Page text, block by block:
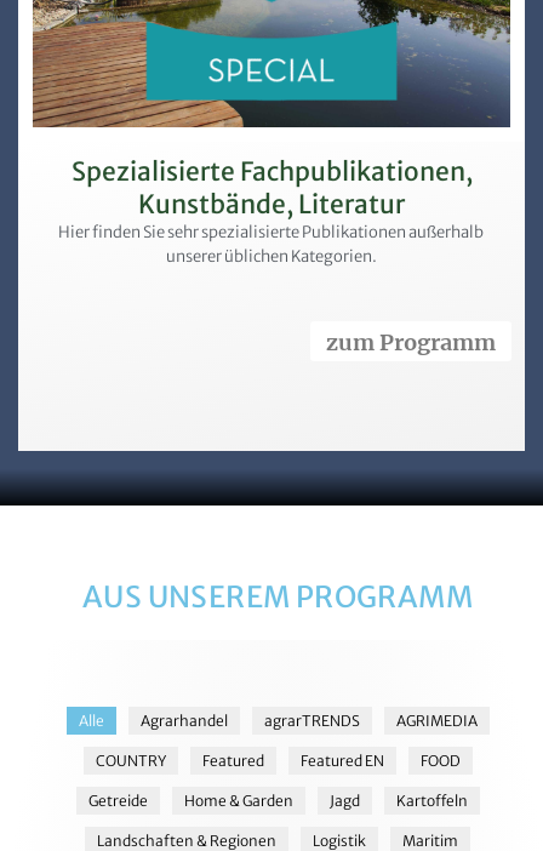
Spezialisierte Fachpublikationen,
Kunstbände, Literatur
Hier finden Sie sehr spezialisierte Publikationen außerhalb
unserer üblichen Kategorien.
zum Programm
AUS UNSEREM PROGRAMM
Alle Agrarhandel agrarTRENDS AGRIMEDIA
COUNTRY Featured Featured EN FOOD
Getreide Home & Garden Jagd Kartoffeln
Landschaften & Regionen Logistik Maritim